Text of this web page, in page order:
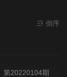
倒序
第20220104期